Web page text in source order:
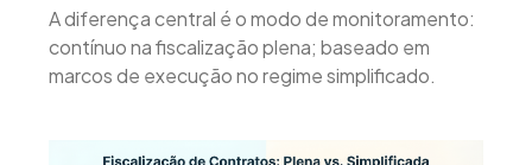
A diferença central é o modo de monitoramento:
contínuo na fiscalização plena; baseado em
marcos de execução no regime simplificado.